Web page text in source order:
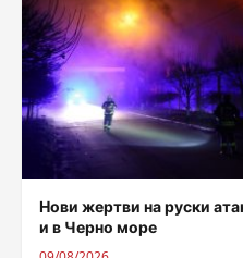
Нови жертви на руски
и в Черно море